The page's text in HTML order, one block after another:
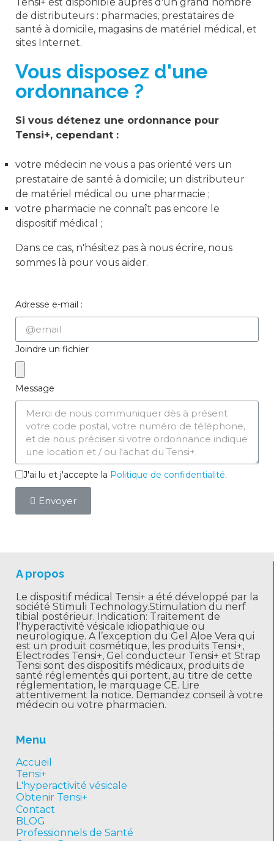
de distributeurs : pharmacies, prestataires de
santé à domicile, magasins de matériel médical, et
sites Internet.
Vous disposez d'une
ordonnance ?
Si vous détenez une ordonnance pour
Tensi+, cependant :
votre médecin ne vous a pas orienté vers un
prestataire de santé à domicile; un distributeur
de matériel médical ou une pharmacie ;
votre pharmacie ne connaît pas encore le
dispositif médical ;
Dans ce cas, n'hésitez pas à nous écrire, nous
sommes là pour vous aider.
Adresse e-mail :
Joindre un fichier
Message
J'ai lu et j'accepte la Politique de confidentialité.
Envoyer
A propos
Le dispositif médical Tensi+ a été développé par la
société Stimuli Technology.Stimulation du nerf
tibial postérieur. Indication: Traitement de
l'hyperactivité vésicale idiopathique ou
neurologique. A l’exception du Gel Aloe Vera qui
est un produit cosmétique, les produits Tensi+,
Electrodes Tensi+, Gel conducteur Tensi+ et Strap
Tensi sont des dispositifs médicaux, produits de
santé réglementés qui portent, au titre de cette
réglementation, le marquage CE. Lire
attentivement la notice. Demandez conseil à votre
médecin ou votre pharmacien.
Menu
Accueil
Tensi+
L'hyperactivité vésicale
Obtenir Tensi+
Contact
BLOG
Professionnels de Santé